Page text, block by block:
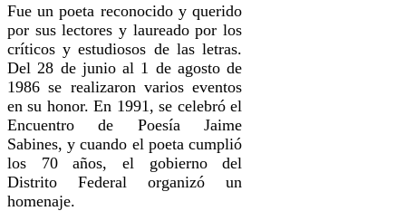
Fue un poeta reconocido y querido
por sus lectores y laureado por los
críticos y estudiosos de las letras.
Del 28 de junio al 1 de agosto de
1986 se realizaron varios eventos
en su honor. En 1991, se celebró el
Encuentro de Poesía Jaime
Sabines, y cuando el poeta cumplió
los 70 años, el gobierno del
Distrito Federal organizó un
homenaje.